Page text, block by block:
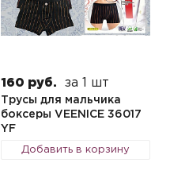
160 руб. за 1 шт
Трусы для мальчика
боксеры VEENICE 36017
YF
Добавить в корзину